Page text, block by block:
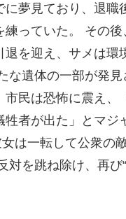
夢見ており、退職
っていた。 その
を迎え、サメは環
な遺体の一部が発
民は恐怖に震え、
者が出た」とマジ
は一転して公衆の
を跳ね除け、再び